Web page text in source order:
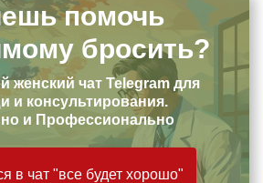
помочь
бросить?
женский чат Telegram для
и консультирования.
и Профессионально
в чат "все будет хорошо"